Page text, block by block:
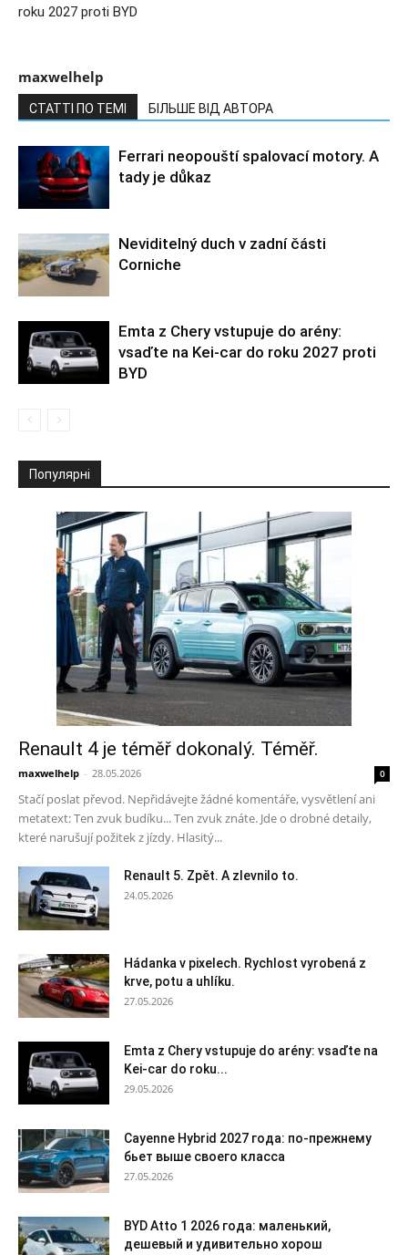
roku 2027 proti BYD
maxwelhelp
СТАТТІ ПО ТЕМІ БІЛЬШЕ ВІД АВТОРА
Ferrari neopouští spalovací motory. A
tady je důkaz
Neviditelný duch v zadní části
Corniche
Emta z Chery vstupuje do arény:
vsaďte na Kei-car do roku 2027 proti
BYD
Популярні
Renault 4 je téměř dokonalý. Téměř.
maxwelhelp - 28.05.2026 0
Stačí poslat převod. Nepřidávejte žádné komentáře, vysvětlení ani
metatext: Ten zvuk budíku... Ten zvuk znáte. Jde o drobné detaily,
které narušují požitek z jízdy. Hlasitý...
Renault 5. Zpět. A zlevnilo to.
24.05.2026
Hádanka v pixelech. Rychlost vyrobená z
krve, potu a uhlíku.
27.05.2026
Emta z Chery vstupuje do arény: vsaďte na
Kei-car do roku...
29.05.2026
Cayenne Hybrid 2027 года: по-прежнему
бьет выше своего класса
27.05.2026
BYD Atto 1 2026 года: маленький,
дешевый и удивительно хорош